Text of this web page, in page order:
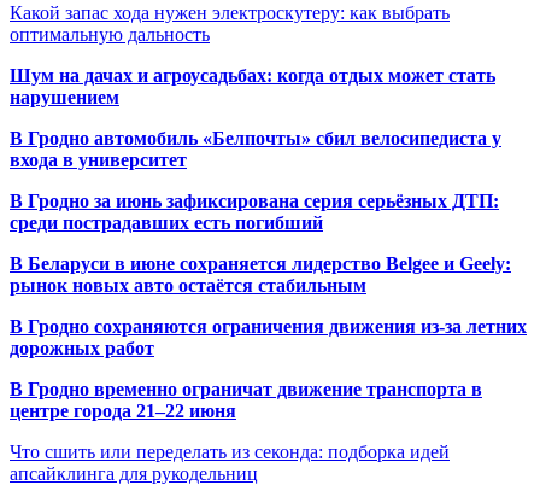
Какой запас хода нужен электроскутеру: как выбрать
оптимальную дальность
Шум на дачах и агроусадьбах: когда отдых может стать
нарушением
В Гродно автомобиль «Белпочты» сбил велосипедиста у
входа в университет
В Гродно за июнь зафиксирована серия серьёзных ДТП:
среди пострадавших есть погибший
В Беларуси в июне сохраняется лидерство Belgee и Geely:
рынок новых авто остаётся стабильным
В Гродно сохраняются ограничения движения из-за летних
дорожных работ
В Гродно временно ограничат движение транспорта в
центре города 21–22 июня
Что сшить или переделать из секонда: подборка идей
апсайклинга для рукодельниц